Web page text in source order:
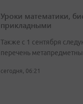
Уроки математики,
прикладными
Также с 1 сентября
перечень
сегодня, 06:21